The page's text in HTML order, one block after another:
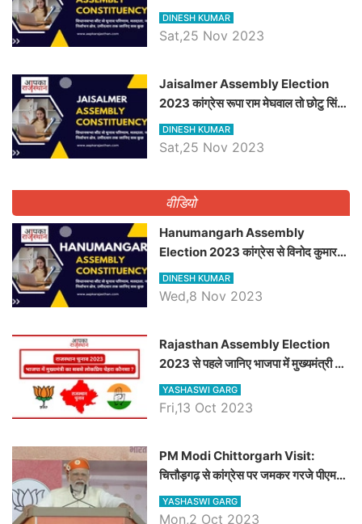
भाजपा उम्मीदवार, जानिये बायतू विधानसभा
सीट के ताजा समीकरण
DINESH KUMAR
Sat,25 Nov 2023
​​​​​​​Jaisalmer Assembly Election
2023 कांग्रेस रूपा राम मेघवाल तो छोटु सिंह
भाटी होंगे भाजपा उम्मीदवार, जानिये जैसलमेर
विधानसभा सीट के ताजा समीकरण
DINESH KUMAR
Sat,25 Nov 2023
वीडियो
Hanumangarh Assembly
Election 2023 कांग्रेस से विनोद कुमार
चौधरी तो अमित चौधरी होंगे भाजपा उम्मीदवार,
जानिये हनुमानगढ़ विधानसभा सीट के ताजा
DINESH KUMAR
Wed,8 Nov 2023
Rajasthan Assembly Election
2023 से पहले जानिए भाजपा में मुख्यमंत्री का
सबसे लोकप्रिय चेहरा कौनसा ?
YASHASWI GARG
Fri,13 Oct 2023
PM Modi Chittorgarh Visit:
चित्तौड़गढ़ से कांग्रेस पर जमकर गरजे पीएम
मोदी, जाने प्रधानमंत्री के भाषण की बड़ी
बातें, देखें वीडियो
YASHASWI GARG
Mon,2 Oct 2023